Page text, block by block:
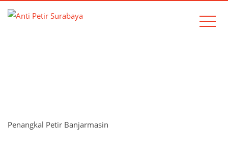
Penangkal Petir Banjarmasin